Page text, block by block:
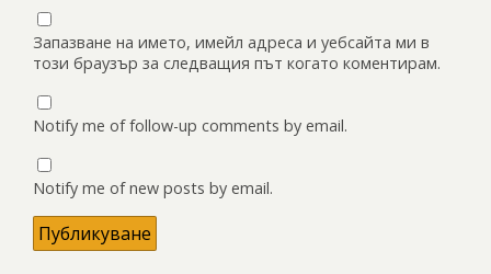
Запазване на името, имейл адреса и уебсайта ми в
този браузър за следващия път когато коментирам.
Notify me of follow-up comments by email.
Notify me of new posts by email.